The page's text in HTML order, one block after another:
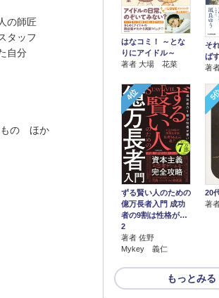
の師匠
タッフ
自分
もの ほか
はなコミ！ ～とな
りにアイドル～
著者 大場 花菜
そ
ば
著
4位
ずる賢い人のための
億万長者入門 成功
者の9割は性格が…
2
著者 佐野
Mykey 義仁
5
20
著
もっとみる